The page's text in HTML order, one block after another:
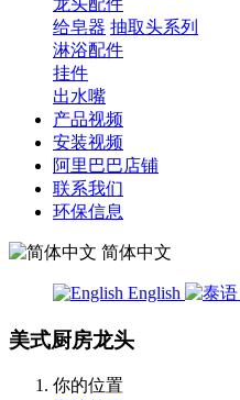
龙头配件
给皂器 抽取头系列
淋浴配件
挂件
出水嘴
产品视频
安装视频
阿里巴巴店铺
联系我们
环保信息
简体中文
English
美式厨房龙头
你的位置